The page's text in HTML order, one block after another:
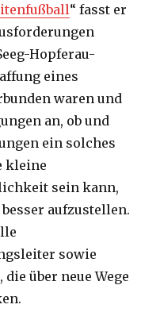
“ fasst er
Hopferau-
eines
waren und
an, ob und
ein solches
kleine
sein kann,
aufzustellen.
sowie
über neue Wege